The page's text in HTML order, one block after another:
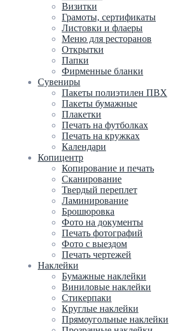
Визитки
Грамоты, сертификаты
Листовки и флаеры
Меню для ресторанов
Открытки
Папки
Фирменные бланки
Сувениры
Пакеты полиэтилен ПВХ
Пакеты бумажные
Плакетки
Печать на футболках
Печать на кружках
Календари
Копицентр
Копирование и печать
Сканирование
Твердый переплет
Ламинирование
Брошюровка
Фото на документы
Печать фотографий
Фото с выездом
Печать чертежей
Наклейки
Бумажные наклейки
Виниловые наклейки
Стикерпаки
Круглые наклейки
Прямоугольные наклейки